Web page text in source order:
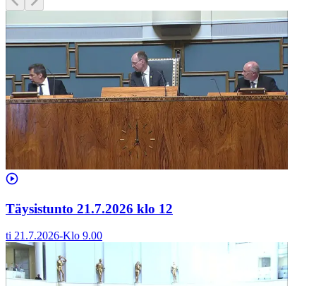
Täysistunto 21.7.2026 klo 12
ti 21.7.2026-Klo 9.00